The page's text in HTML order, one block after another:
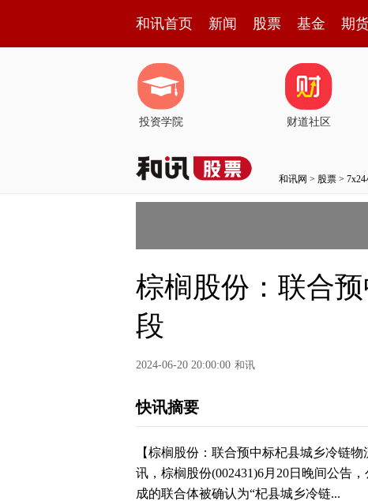
和讯首页 新闻 股票 基金 期
投资学院 财道社区
和讯网 > 股票 >
棕榈股份：联合
段
2024-06-20 20:00:00 和讯
快讯摘要
【棕榈股份：联合预中标杞县城乡冷链
讯，棕榈股份(002431)6月20日晚间公告
成的联合体被确认为“杞县城乡冷链...